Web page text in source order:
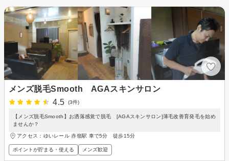
メンズ脱毛Smooth AGAスキンサロン
4.5
(3件)
【メンズ脱毛Smooth】お洒落感覚で脱毛 [AGAスキンサロン]薄毛改善育発毛を始め
ませんか？
アクセス：ゆいレール 赤嶺駅 車で5分 徒歩15分
ポイントが貯まる・使える メンズ歓迎